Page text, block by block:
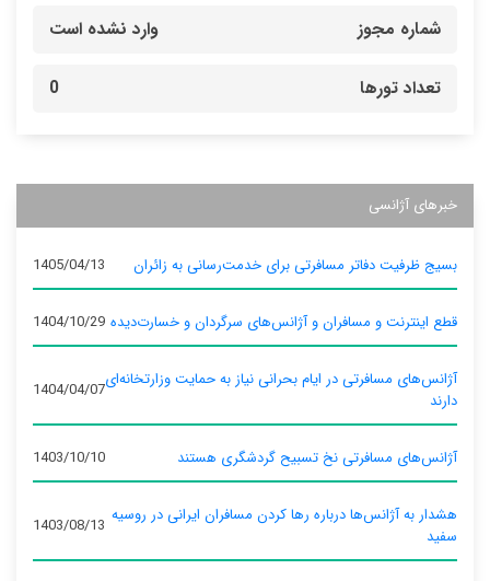
شماره مجوز وارد نشده است
تعداد تورها 0
خبرهای آژانسی
بسیج ظرفیت دفاتر مسافرتی برای خدمت‌رسانی به زائران 1405/04/13
قطع اینترنت و مسافران و آژانس‌های سرگردان و خسارت‌دیده 1404/10/29
آژانس‌های مسافرتی در ایام بحرانی نیاز به حمایت وزارتخانه‌ای
دارند
1404/04/07
آژانس‌های مسافرتی نخ تسبیح گردشگری هستند 1403/10/10
هشدار به آژانس‌ها درباره رها کردن مسافران ایرانی در روسیه
سفید
1403/08/13